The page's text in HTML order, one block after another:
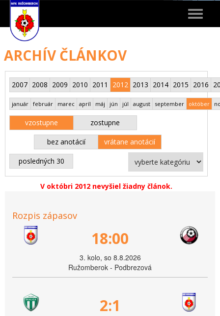
Toggle
ARCHÍV ČLÁNKOV
2007 2008 2009 2010 2011 2012 2013 2014 2015 2016
január február marec apríl máj jún júl august september október
vzostupne zostupne
bez anotácií vrátane anotácií
posledných 30
V októbri 2012 nevyšiel žiadny článok.
Rozpis zápasov
18:00
3. kolo, so 8.8.2026
Ružomberok - Podbrezová
2:1